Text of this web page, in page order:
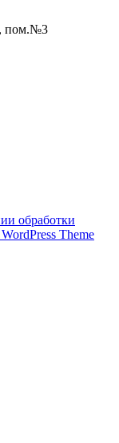
пом.№3
обработки
Theme